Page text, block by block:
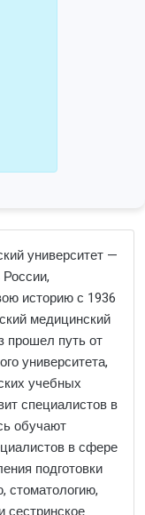
университет —
историю с 1936
медицинский
прошел путь от
университета,
учебных
специалистов в
обучают
в сфере
подготовки
стоматологию,